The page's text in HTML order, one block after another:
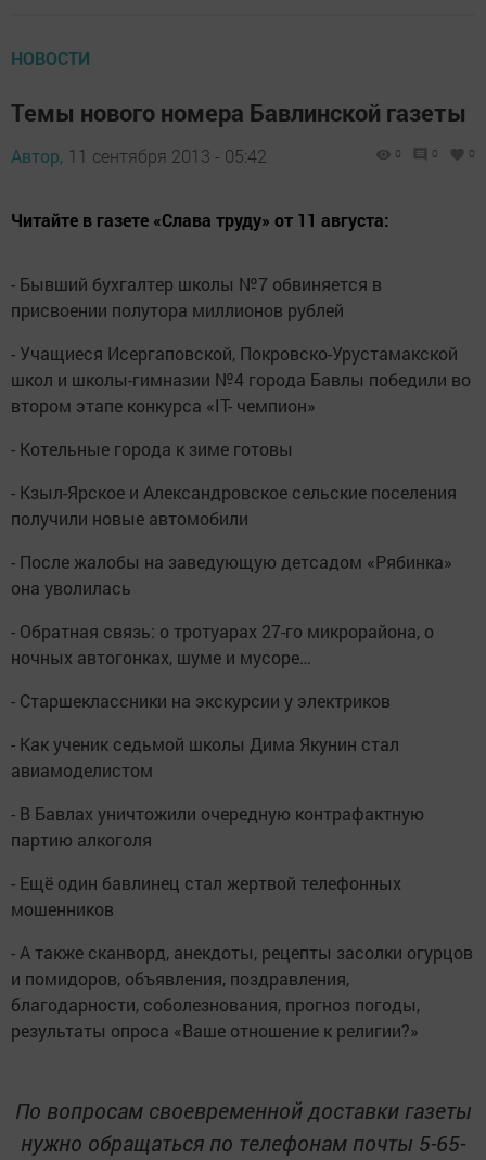
НОВОСТИ
Темы нового номера Бавлинской газеты
Автор, 11 сентября 2013 - 05:42 0 0 0
Читайте в газете «Слава труду» от 11 августа:
- Бывший бухгалтер школы №7 обвиняется в
присвоении полутора миллионов рублей
- Учащиеся Исергаповской, Покровско-Урустамакской
школ и школы-гимназии №4 города Бавлы победили во
втором этапе конкурса «IT- чемпион»
- Котельные города к зиме готовы
- Кзыл-Ярское и Александровское сельские поселения
получили новые автомобили
- После жалобы на заведующую детсадом «Рябинка»
она уволилась
- Обратная связь: о тротуарах 27-го микрорайона, о
ночных автогонках, шуме и мусоре…
- Старшеклассники на экскурсии у электриков
- Как ученик седьмой школы Дима Якунин стал
авиамоделистом
- В Бавлах уничтожили очередную контрафактную
партию алкоголя
- Ещё один бавлинец стал жертвой телефонных
мошенников
- А также сканворд, анекдоты, рецепты засолки огурцов
и помидоров, объявления, поздравления,
благодарности, соболезнования, прогноз погоды,
результаты опроса «Ваше отношение к религии?»
По вопросам своевременной доставки газеты
нужно обращаться по телефонам почты 5-65-